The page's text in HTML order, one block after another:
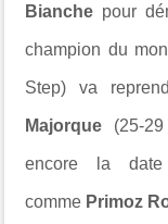
Bianche pour
champion du
Step) va
Majorque (25-
encore la
comme Primoz